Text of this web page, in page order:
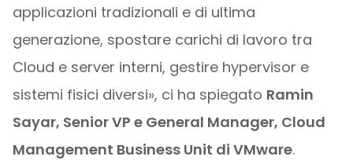
applicazioni tradizionali e di ultima
generazione, spostare carichi di lavoro tra
Cloud e server interni, gestire hypervisor e
sistemi fisici diversi», ci ha spiegato Ramin
Sayar, Senior VP e General Manager, Cloud
Management Business Unit di VMware.